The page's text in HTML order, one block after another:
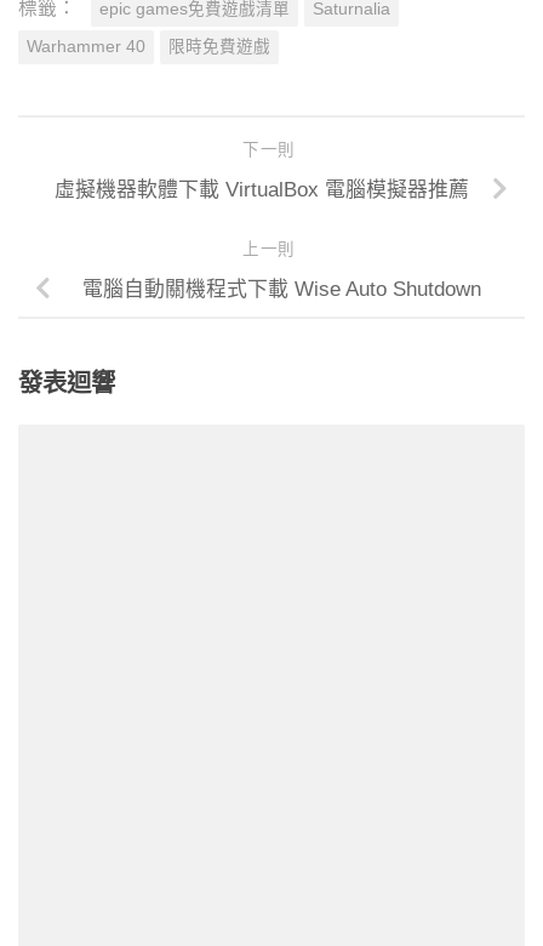
標籤： epic games免費遊戲清單 Saturnalia
Warhammer 40 限時免費遊戲
下一則
虛擬機器軟體下載 VirtualBox 電腦模擬器推薦
上一則
電腦自動關機程式下載 Wise Auto Shutdown
發表迴響